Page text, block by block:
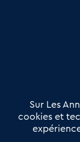
Offres Pro
Actualités
Qui sommes
Derniers articles
Sur Les
cookies et